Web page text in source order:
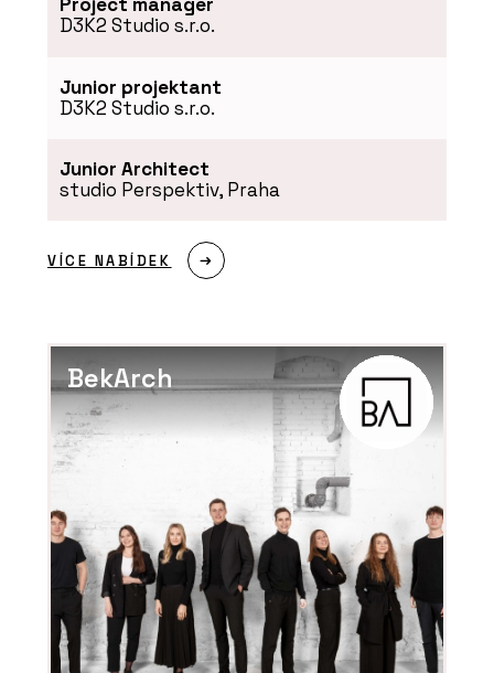
PRODUKTY
Multipor - Xella
D3K2 Studio s.r.o.
Junior projektant
D3K2 Studio s.r.o.
Junior Architect
studio Perspektiv, Praha
VÍCE NABÍDEK
BekArch